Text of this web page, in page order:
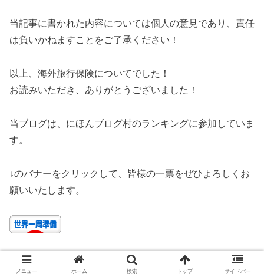
当記事に書かれた内容については個人の意見であり、責任
は負いかねますことをご了承ください！
以上、海外旅行保険についてでした！
お読みいただき、ありがとうございました！
当ブログは、にほんブログ村のランキングに参加していま
す。
↓のバナーをクリックして、皆様の一票をぜひよろしくお
願いいたします。
メニュー ホーム 検索 トップ サイドバー